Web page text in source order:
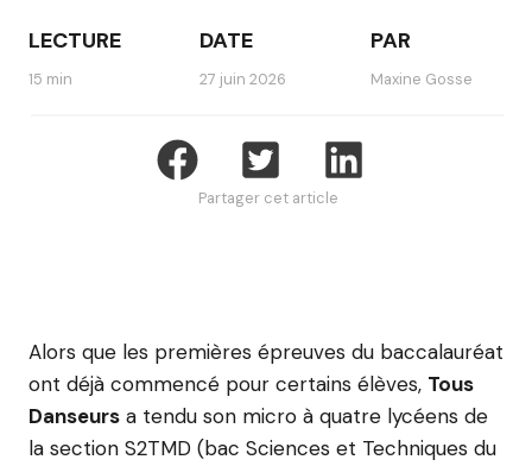
LECTURE
15 min
DATE
27 juin 2026
PAR
Maxine Gosse
Partager cet article
Alors que les premières épreuves du baccalauréat
ont déjà commencé pour certains élèves, Tous
Danseurs a tendu son micro à quatre lycéens de
la section S2TMD (bac Sciences et Techniques du